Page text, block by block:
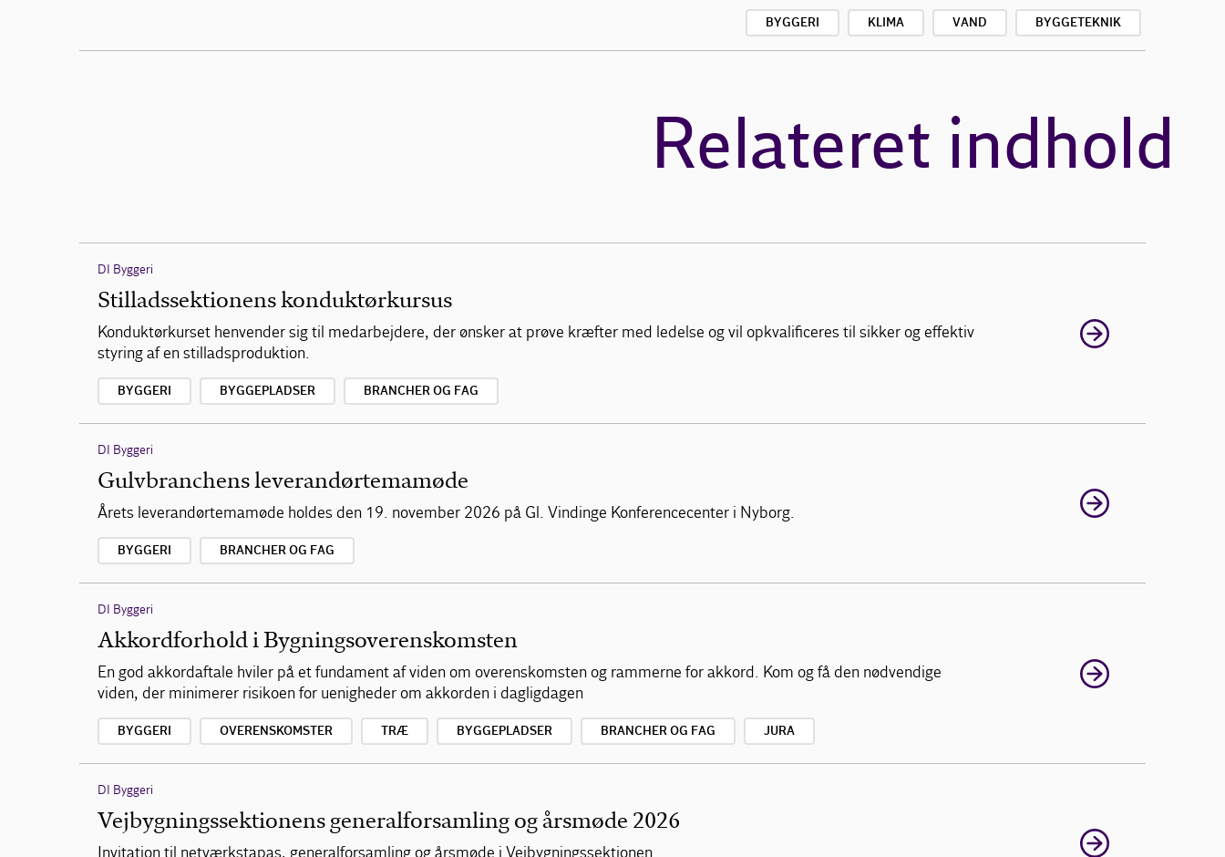
BYGGERI KLIMA VAND BYGGETEKNIK
Relateret indhold
DI Byggeri
Stilladssektionens konduktørkursus
Konduktørkurset henvender sig til medarbejdere, der ønsker at prøve kræfter med ledelse og vil opkvalificeres til sikker og effektiv
styring af en stilladsproduktion.
BYGGERI BYGGEPLADSER BRANCHER OG FAG
DI Byggeri
Gulvbranchens leverandørtemamøde
Årets leverandørtemamøde holdes den 19. november 2026 på Gl. Vindinge Konferencecenter i Nyborg.
BYGGERI BRANCHER OG FAG
DI Byggeri
Akkordforhold i Bygningsoverenskomsten
En god akkordaftale hviler på et fundament af viden om overenskomsten og rammerne for akkord. Kom og få den nødvendige
viden, der minimerer risikoen for uenigheder om akkorden i dagligdagen
BYGGERI OVERENSKOMSTER TRÆ BYGGEPLADSER BRANCHER OG FAG JURA
DI Byggeri
Vejbygningssektionens generalforsamling og årsmøde 2026
Invitation til netværkstapas, generalforsamling og årsmøde i Vejbygningssektionen.